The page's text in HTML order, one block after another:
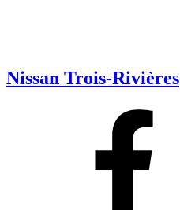
Nissan Trois-Rivières